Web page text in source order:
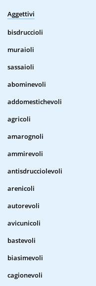
Aggettivi
bisdruccioli
muraioli
sassaioli
abominevoli
addomestichevoli
agricoli
amarognoli
ammirevoli
antisdrucciolevoli
arenicoli
autorevoli
avicunicoli
bastevoli
biasimevoli
cagionevoli